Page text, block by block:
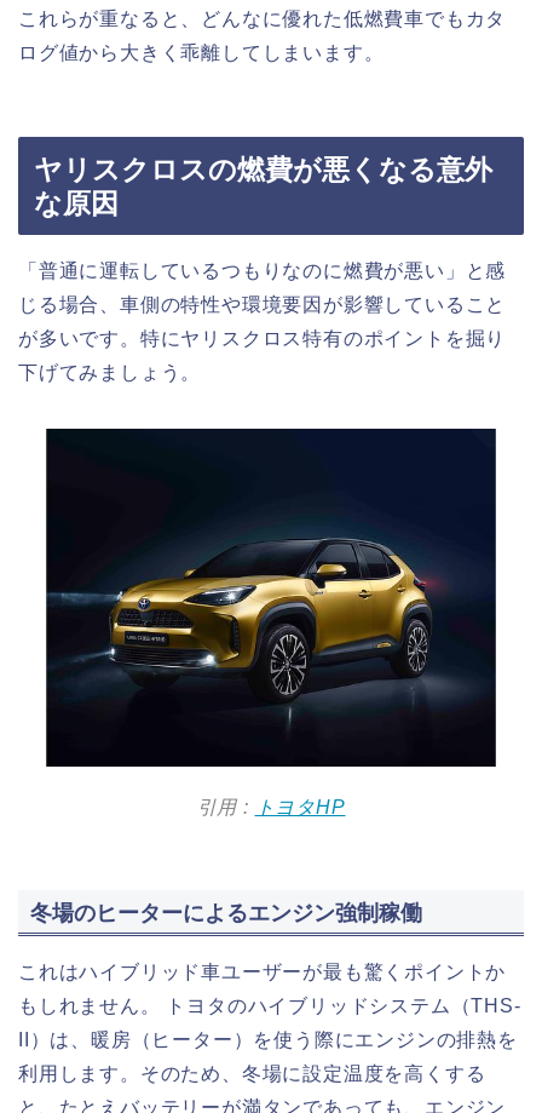
これらが重なると、どんなに優れた低燃費車でもカタ
ログ値から大きく乖離してしまいます。
ヤリスクロスの燃費が悪くなる意外
な原因
「普通に運転しているつもりなのに燃費が悪い」と感
じる場合、車側の特性や環境要因が影響していること
が多いです。特にヤリスクロス特有のポイントを掘り
下げてみましょう。
引用 : トヨタHP
冬場のヒーターによるエンジン強制稼働
これはハイブリッド車ユーザーが最も驚くポイントか
もしれません。 トヨタのハイブリッドシステム（THS-
II）は、暖房（ヒーター）を使う際にエンジンの排熱を
利用します。そのため、冬場に設定温度を高くする
と、たとえバッテリーが満タンであっても、エンジン